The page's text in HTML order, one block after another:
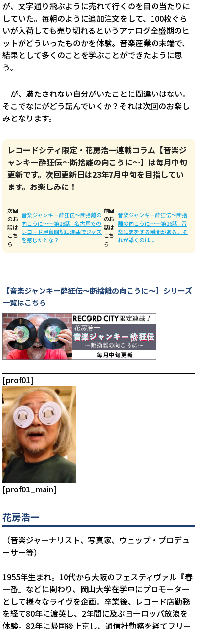
が、文字通り飛ぶように売れて行くのを目の当たりに
していた。毎朝のように追加注文をして、100枚ぐら
いが入荷しても売り切れるというアナログ全盛期のヒ
ットがどういったものかを体験。音楽産業の末端で、
結果として多くのことを学ぶことができたように思
う。
が、満たされない自分がいたことに間違いはない。
そこでなにがどう転んでいくか？それは次回のお楽し
みとなります。
レコードシティ限定・花房浩一連載コラム【音楽ジ
ャンキー酔狂伝〜断捨離の向こうに〜】は毎月中旬
更新です。次回更新日は23年7月中旬を目指してい
ます。お楽しみに！
次回
のお
話は
こち
ら
音楽ジャンキー酔狂伝〜断捨離の
向こうに〜〜第28話 - 名古屋での
レコード屋奮闘記に浪曲でジャズ
を感じたとな？
前回
のお
話は
こち
ら
音楽ジャンキー酔狂伝〜断捨
離の向こうに〜〜第26話 - 音
楽に恋をする瞬間がある。そ
れが導くのは...
【音楽ジャンキー酔狂伝〜断捨離の向こうに〜】シリーズ
一覧はこちら
[prof01]
[prof01_main]
花房浩一
（音楽ジャーナリスト、写真家、ウェッブ・プロデュ
ーサー等）
1955年生まれ。10代から大阪のフェスティヴァル『春
一番』などに関わり、岡山大学在学中にプロモーター
として様々なライヴを企画。卒業後、レコード店勤務
を経て80年に渡英し、2年間に及ぶヨーロッパ放浪を
体験。82年に帰国後上京し、通信社勤務を経てフリー